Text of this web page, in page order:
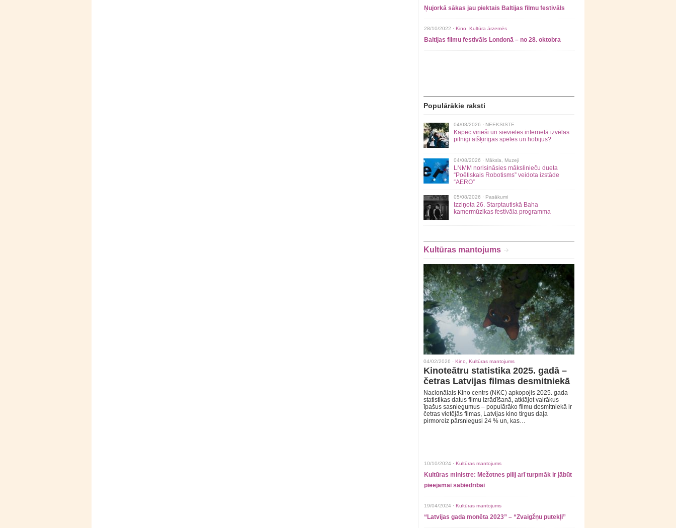
Ņujorkā sākas jau piektais Baltijas filmu festivāls
28/10/2022 · Kino Kultūra ārzemēs
Baltijas filmu festivāls Londonā – no 28. oktobra
Populārākie raksti
04/08/2026 · NEEKSISTE
Kāpēc vīrieši un sievietes internetā izvēlas
pilnīgi atšķirīgas spēles un hobijus?
04/08/2026 · Māksla Muzeji
LNMM norisināsies mākslinieču dueta
“Poētiskais Robotisms” veidota izstāde
“AERO”
05/08/2026 · Pasākumi
Izziņota 26. Starptautiskā Baha
kamermūzikas festivāla programma
Kultūras mantojums
04/02/2026 · Kino Kultūras mantojums
Kinoteātru statistika 2025. gadā –
četras Latvijas filmas desmitniekā
Nacionālais Kino centrs (NKC) apkopojis 2025. gada
statistikas datus filmu izrādīšanā, atklājot vairākus
īpašus sasniegumus – populārāko filmu desmitniekā ir
četras vietējās filmas, Latvijas kino tirgus daļa
pirmoreiz pārsniegusi 24 % un, kas…
10/10/2024 · Kultūras mantojums
Kultūras ministre: Mežotnes pilij arī turpmāk ir jābūt
pieejamai sabiedrībai
19/04/2024 · Kultūras mantojums
“Latvijas gada monēta 2023” – “Zvaigžņu putekļi”